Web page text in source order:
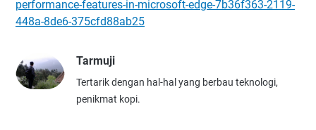
performance-features-in-microsoft-edge-7b36f363-2119-
448a-8de6-375cfd88ab25
Tarmuji
Tertarik dengan hal-hal yang berbau teknologi,
penikmat kopi.